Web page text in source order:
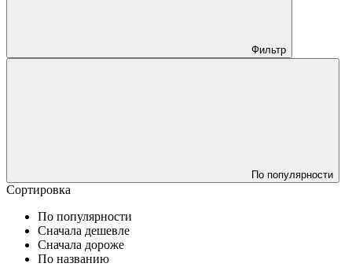
Фильтр
По популярности
Сортировка
По популярности
Сначала дешевле
Сначала дороже
По названию